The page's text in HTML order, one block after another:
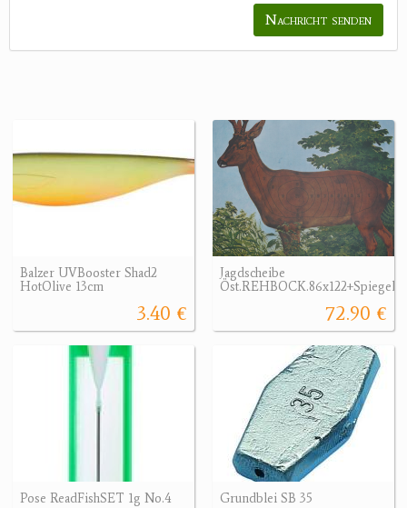
Nachricht senden
Balzer UVBooster Shad2
HotOlive 13cm
3.40 €
Jagdscheibe
72.90 €
Pose ReadFishSET 1g No.4 Grundblei SB 35